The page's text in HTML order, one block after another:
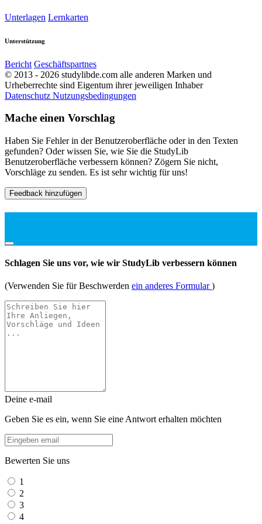
Unterlagen Lernkarten
Unterstützung
Bericht Geschäftspartnes
© 2013 - 2026 studylibde.com alle anderen Marken und
Urheberrechte sind Eigentum ihrer jeweiligen Inhaber
Datenschutz Nutzungsbedingungen
Mache einen Vorschlag
Haben Sie Fehler in der Benutzeroberfläche oder in den Texten
gefunden? Oder wissen Sie, wie Sie die StudyLib
Benutzeroberfläche verbessern können? Zögern Sie nicht,
Vorschläge zu senden. Es ist sehr wichtig für uns!
Feedback hinzufügen
Schlagen Sie uns vor, wie wir StudyLib verbessern können
(Verwenden Sie für Beschwerden ein anderes Formular)
Deine e-mail
Geben Sie es ein, wenn Sie eine Antwort erhalten möchten
Bewerten Sie uns
1
2
3
4